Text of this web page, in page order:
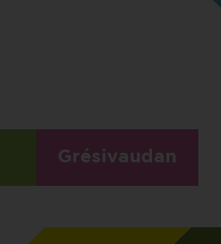
Grésivaudan